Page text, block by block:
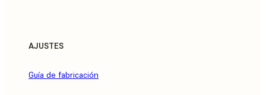
AJUSTES
Guía de fabricación